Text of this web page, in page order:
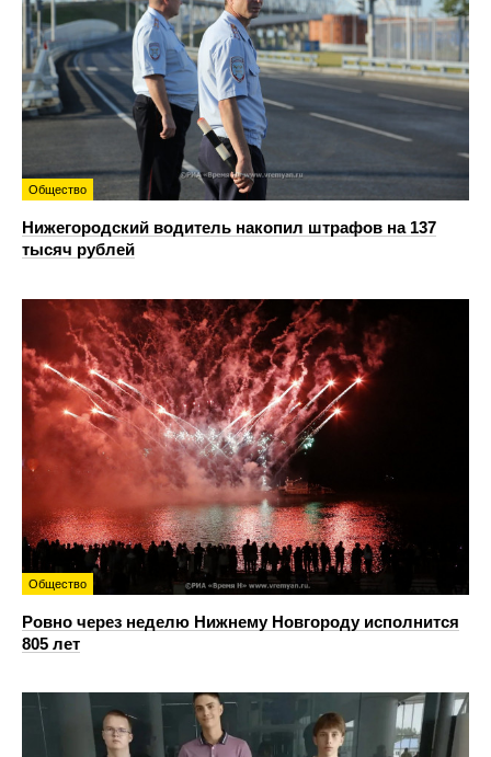
Общество
Нижегородский водитель накопил штрафов на 137
тысяч рублей
Общество
Ровно через неделю Нижнему Новгороду исполнится
805 лет